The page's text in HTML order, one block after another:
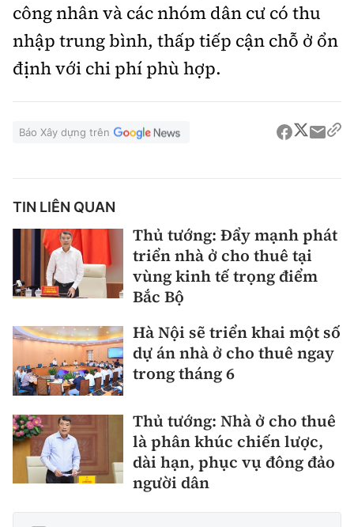
công nhân và các nhóm dân cư có thu
nhập trung bình, thấp tiếp cận chỗ ở ổn
định với chi phí phù hợp.
Báo Xây dựng trên
TIN LIÊN QUAN
Thủ tướng: Đẩy mạnh phát
triển nhà ở cho thuê tại
vùng kinh tế trọng điểm
Bắc Bộ
Hà Nội sẽ triển khai một số
dự án nhà ở cho thuê ngay
trong tháng 6
Thủ tướng: Nhà ở cho thuê
là phân khúc chiến lược,
dài hạn, phục vụ đông đảo
người dân